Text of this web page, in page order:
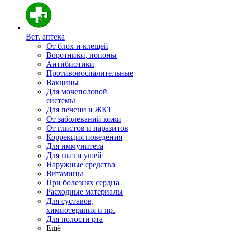
Вет. аптека
От блох и клещей
Воротники, попоны
Антибиотики
Противовоспалительные
Вакцины
Для мочеполовой
системы
Для печени и ЖКТ
От заболеваний кожи
От глистов и паразитов
Коррекция поведения
Для иммунитета
Для глаз и ушей
Наружные средства
Витамины
При болезнях сердца
Расходные материалы
Для суставов,
химиотерапия и пр.
Для полости рта
Ещё